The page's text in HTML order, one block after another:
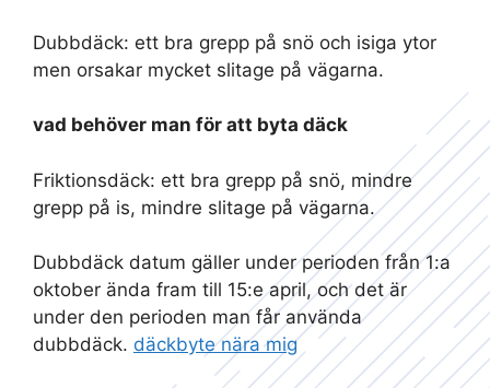
Dubbdäck: ett bra grepp på snö och isiga ytor
men orsakar mycket slitage på vägarna.
vad behöver man för att byta däck
Friktionsdäck: ett bra grepp på snö, mindre
grepp på is, mindre slitage på vägarna.
Dubbdäck datum gäller under perioden från 1:a
oktober ända fram till 15:e april, och det är
under den perioden man får använda
dubbdäck. däckbyte nära mig